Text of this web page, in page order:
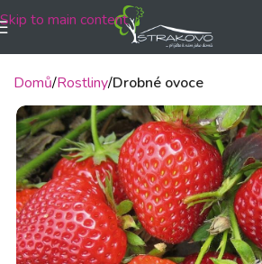
Skip to main content
Domů Rostliny Drobné ovoce